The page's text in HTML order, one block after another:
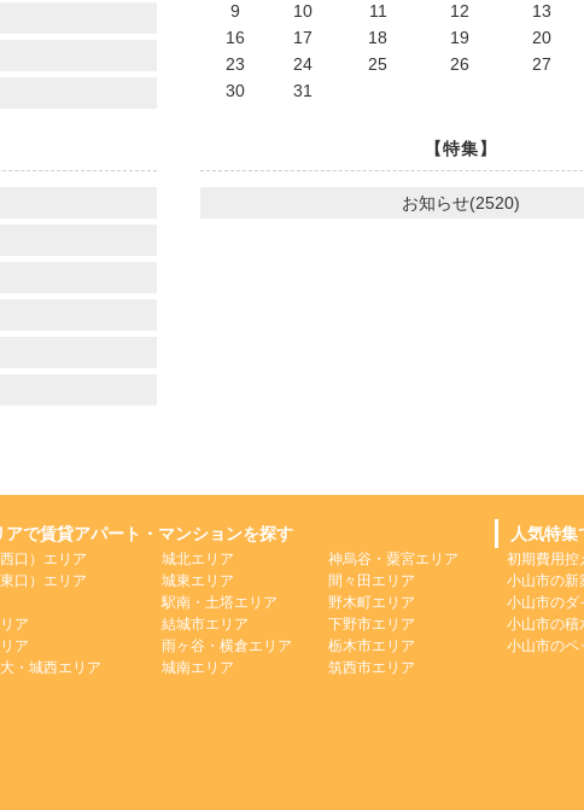
9
10 11 12 13
16
17 18 19 20
23
24 25 26 27
30
31
【特集】
お知らせ(2520)
アで賃貸アパート・マンションを探す
口）エリア
口）エリア
ア
ア
・城西エリア
城北エリア
城東エリア
駅南・土塔エリア
結城市エリア
雨ヶ谷・横倉エリア
城南エリア
神烏谷・粟宮エリア
間々田エリア
野木町エリア
下野市エリア
栃木市エリア
筑西市エリア
人気特集
初期費用控
小山市の新
小山市のダ
小山市の積
小山市のペ